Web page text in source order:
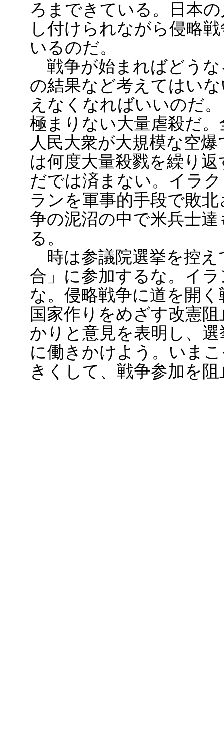
ろまできている。日本
し付けられながら侵略
いるのだ。
戦争が始まればどうな
の結果など考えてはい
えなくなればいいのだ
極まりない大量虐殺だ
人民大衆が大規模な空
は何度大量殺戮を繰り
だでは済まない。イラ
ランを軍事的手段で敗
争の泥沼の中で米兵士
る。
時は参議院選挙を控え
合」に参加するな。イ
な。侵略戦争に道を開
国家作りをめざす改憲
かりと意見を表明し、
に働きかけよう。いま
きくして、戦争参加を